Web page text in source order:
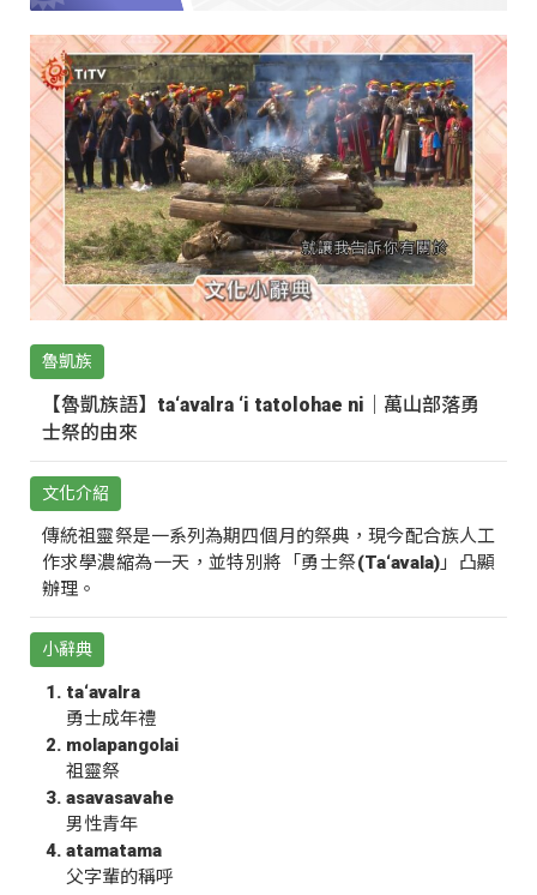
魯凱族
【魯凱族語】ta‘avalra ‘i tatolohae ni｜萬山部落勇
士祭的由來
文化介紹
傳統祖靈祭是一系列為期四個月的祭典，現今配合族人工
作求學濃縮為一天，並特別將「勇士祭(Ta‘avala)」凸顯
辦理。
小辭典
ta‘avalra
勇士成年禮
molapangolai
祖靈祭
asavasavahe
男性青年
atamatama
父字輩的稱呼